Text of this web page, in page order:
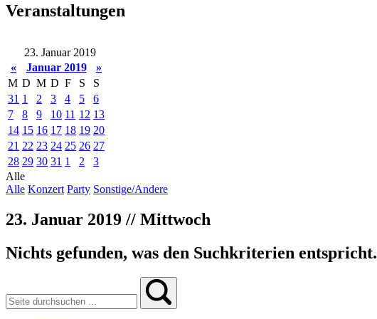
Veranstaltungen
23. Januar 2019
«
Januar 2019
»
M D M D F S
S
31 1 2 3 4 5
6
7
8 9 10 11 12 13
14 15 16 17 18 19 20
21 22 23 24 25 26 27
28 29 30 31 1 2
3
Alle
Alle Konzert Party Sonstige/Andere
23. Januar 2019 // Mittwoch
Nichts gefunden, was den Suchkriterien entspricht.